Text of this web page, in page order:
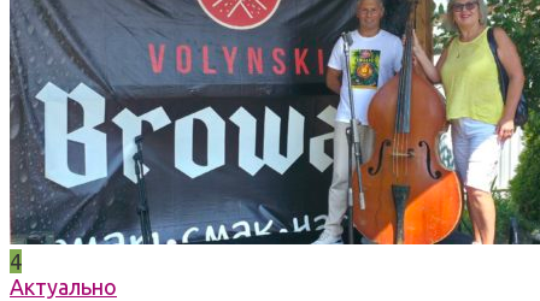
4
Актуально